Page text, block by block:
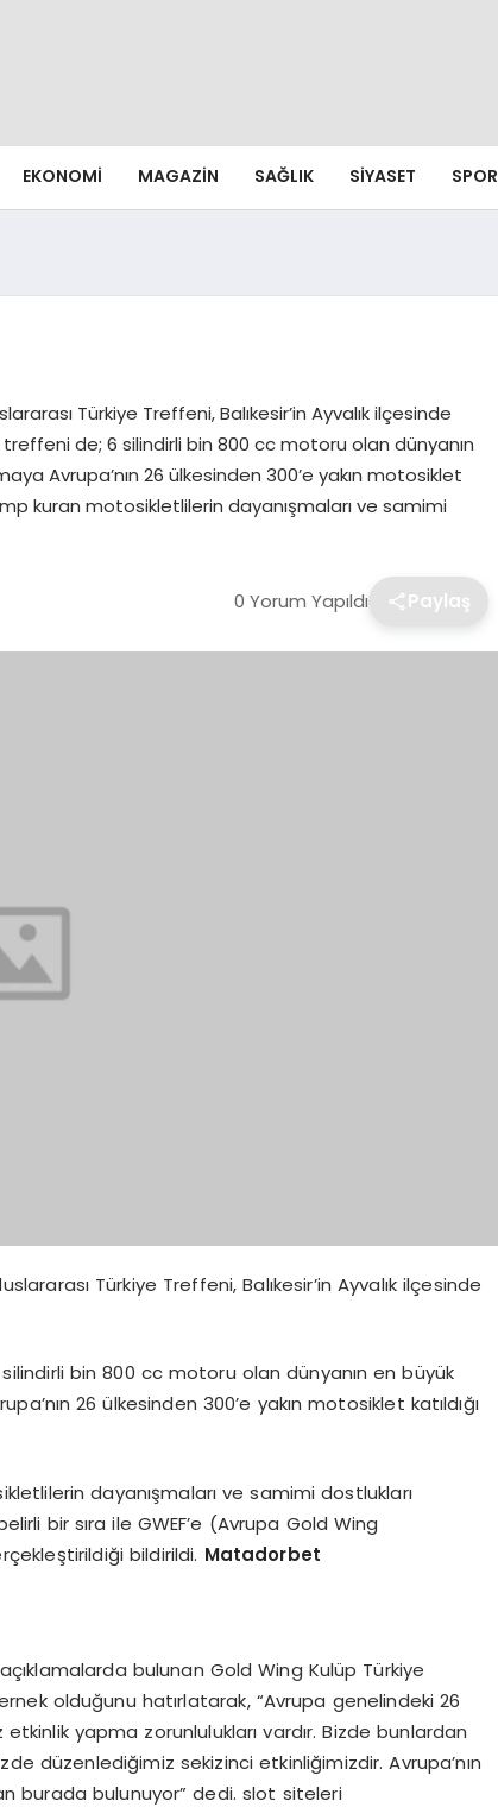
EKONOMI MAGAZIN SAĞLIK SIYASET SPOR
Türkiye Treffeni, Balıkesir’in Ayvalık ilçesinde
de; 6 silindirli bin 800 cc motoru olan dünyanın
Avrupa’nın 26 ülkesinden 300’e yakın motosiklet
kuran motosikletlilerin dayanışmaları ve samimi
0 Yorum Yapıldı Paylaş
Türkiye Treffeni, Balıkesir’in Ayvalık ilçesinde
bin 800 cc motoru olan dünyanın en büyük
26 ülkesinden 300’e yakın motosiklet katıldığı
dayanışmaları ve samimi dostlukları
bir sıra ile GWEF’e (Avrupa Gold Wing
bildirildi. Matadorbet
bulunan Gold Wing Kulüp Türkiye
olduğunu hatırlatarak, “Avrupa genelindeki 26
yapma zorunlulukları vardır. Bizde bunlardan
düzenlediğimiz sekizinci etkinliğimizdir. Avrupa’nın
burada bulunuyor” dedi. slot siteleri